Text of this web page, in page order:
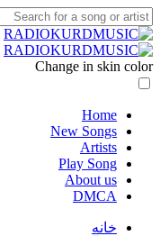
Change in skin color
Home
New Songs
Artists
Play Song
About us
DMCA
خانه